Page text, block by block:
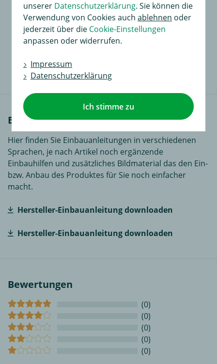
Universal Erweiterungssatz
für Dauerplus und Masse
Einbauanleitungen
Hier finden Sie Einbauanleitungen in verschiedenen
Sprachen, je nach Artikel noch ergänzende
Einbauhilfen und zusätzliches Bildmaterial das den Ein-
bzw. Anbau des Produktes für Sie noch einfacher
macht.
Hersteller-Einbauanleitung downloaden
Hersteller-Einbauanleitung downloaden
Bewertungen
(0)
(0)
(0)
(0)
(0)
unserer Datenschutzerklärung. Sie können die
Verwendung von Cookies auch ablehnen oder
jederzeit über die Cookie-Einstellungen
anpassen oder widerrufen.
Impressum
Datenschutzerklärung
Ich stimme zu